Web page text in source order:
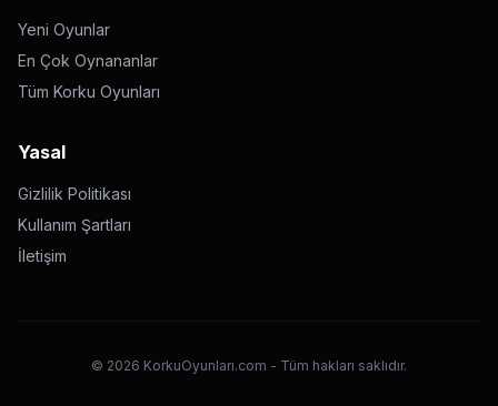
Yeni Oyunlar
En Çok Oynananlar
Tüm Korku Oyunları
Yasal
Gizlilik Politikası
Kullanım Şartları
İletişim
© 2026 KorkuOyunları.com - Tüm hakları saklıdır.